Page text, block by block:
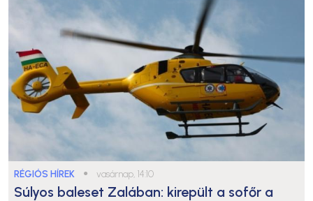
RÉGIÓS HÍREK ● vasárnap, 14:10
Súlyos baleset Zalában: kirepült a sofőr a